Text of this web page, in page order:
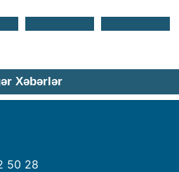
Xəbərlər
50 28